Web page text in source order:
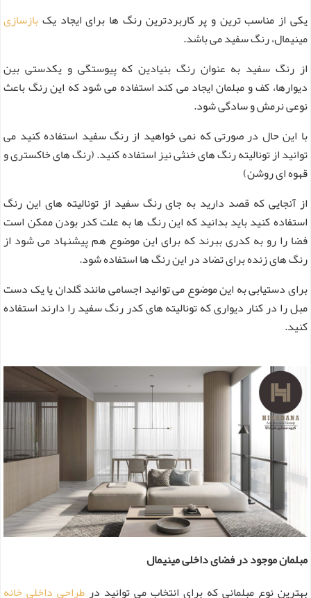
یکی از مناسب ترین و پر کاربردترین رنگ ها برای ایجاد یکبازسازی
مینیمال، رنگ سفید می باشد.
از رنگ سفید به عنوان رنگ بنیادین که پیوستگی و یکدستی بین
دیوارها، کف و مبلمان ایجاد می کند استفاده می شود که این رنگ باعث
نوعی نرمش و سادگی شود.
با این حال در صورتی که نمی خواهید از رنگ سفید استفاده کنید می
توانید از تونالیته رنگ های خنثی نیز استفاده کنید. (رنگ های خاکستری و
قهوه ای روشن)
از آنجایی که قصد دارید به جای رنگ سفید از تونالیته های این رنگ
استفاده کنید باید بدانید که این رنگ ها به علت کدر بودن ممکن است
فضا را رو به کدری ببرند که برای این موضوع هم پیشنهاد می شود از
رنگ های زنده برای تضاد در این رنگ ها استفاده شود.
برای دستیابی به این موضوع می توانید اجسامی مانند گلدان یا یک دست
مبل را در کنار دیواری که تونالیته های کدر رنگ سفید را دارند استفاده
کنید.
مبلمان موجود در فضای داخلی مینیمال
بهترین نوع مبلمانی که برای انتخاب می توانید درطراحی داخلی خانه